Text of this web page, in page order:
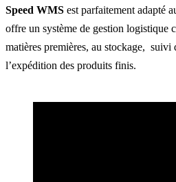
Speed WMS est parfaitement adapté
offre un système de gestion logistique
matières premières, au stockage, suivi
l’expédition des produits finis.